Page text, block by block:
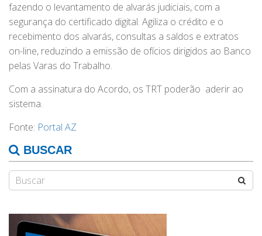
fazendo o levantamento de alvarás judiciais, com a
segurança do certificado digital. Agiliza o crédito e o
recebimento dos alvarás, consultas a saldos e extratos
on-line, reduzindo a emissão de ofícios dirigidos ao Banco
pelas Varas do Trabalho.
Com a assinatura do Acordo, os TRT poderão aderir ao
sistema.
Fonte: Portal AZ
BUSCAR